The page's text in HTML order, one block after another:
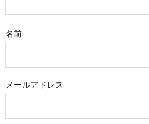
名前
メールアドレス